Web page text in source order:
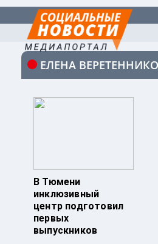
ЕЛЕНА
В Тюмени
инклюзивный
центр подготовил
первых
выпускников